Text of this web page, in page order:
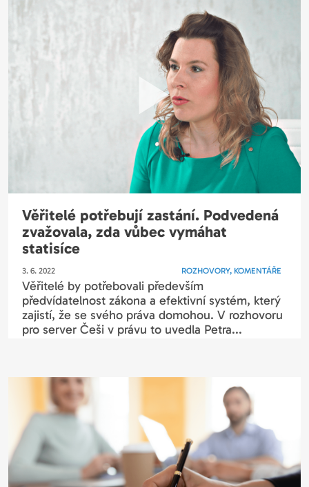
Věřitelé potřebují zastání. Podvedená
zvažovala, zda vůbec vymáhat
statisíce
3. 6. 2022 ROZHOVORY, KOMENTÁŘE
Věřitelé by potřebovali především
předvídatelnost zákona a efektivní systém, který
zajistí, že se svého práva domohou. V rozhovoru
pro server Češi v právu to uvedla Petra...